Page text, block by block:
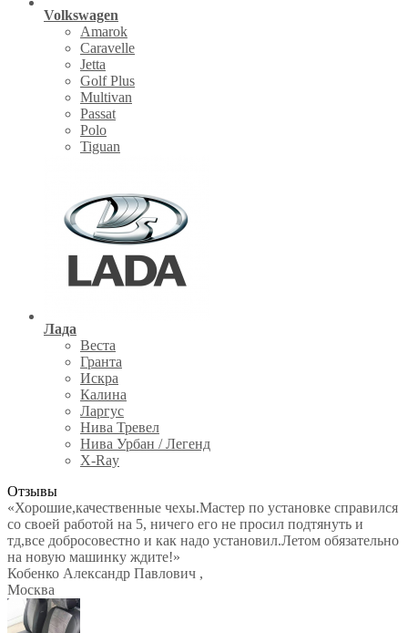
Volkswagen
Amarok
Caravelle
Jetta
Golf Plus
Multivan
Passat
Polo
Tiguan
Лада
Веста
Гранта
Искра
Калина
Ларгус
Нива Тревел
Нива Урбан / Легенд
X-Ray
Отзывы
«Хорошие,качественные чехы.Мастер по установке справился
со своей работой на 5, ничего его не просил подтянуть и
тд,все добросовестно и как надо установил.Летом обязательно
на новую машинку ждите!»
Кобенко Александр Павлович ,
Москва